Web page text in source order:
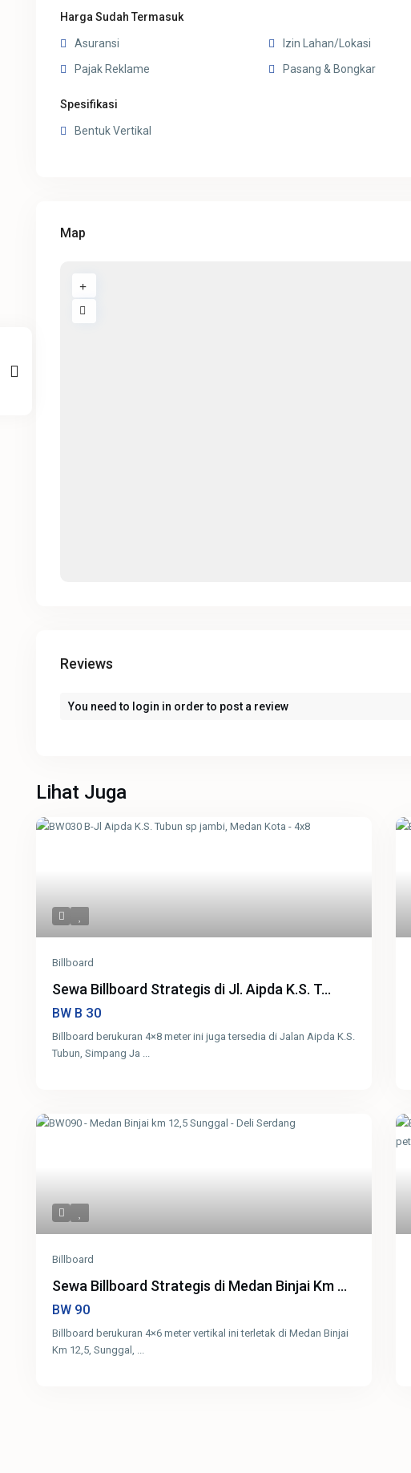
Harga Sudah Termasuk
Asuransi Izin Lahan/Lokasi
Pajak Reklame
Pasang & Bongkar
Spesifikasi
Bentuk Vertikal
Map
Reviews
You need to login in order to post a review
Lihat Juga
Billboard
Sewa Billboard Strategis di Jl. Aipda K.S. T...
BW B 30
Billboard berukuran 4×8 meter ini juga tersedia di Jalan Aipda K.S.
Tubun, Simpang Ja ...
Billboard
Sewa Billboard Strategis di Medan Binjai Km ...
BW 90
Billboard berukuran 4×6 meter vertikal ini terletak di Medan Binjai
Km 12,5, Sunggal, ...